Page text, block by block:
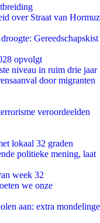
over Straat van Hormuz
Gereedschapskist
opvolgt
niveau in ruim drie jaar
door migranten
veroordeelden
lokaal 32 graden
politieke mening, laat
week 32
we onze
aan: extra mondelinge